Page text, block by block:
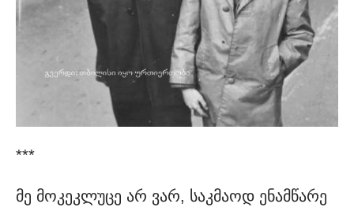
***
მე მოკეკლუცე არ ვარ, საკმაოდ ენამწარე